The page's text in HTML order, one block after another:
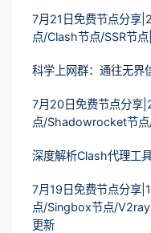
7月21日免费节点分享
点/Clash节点/SSR节
科学上网群：通往无界
7月20日免费节点分享
点/Shadowrocket节
深度解析Clash代理工
7月19日免费节点分
点/Singbox节点/
更新